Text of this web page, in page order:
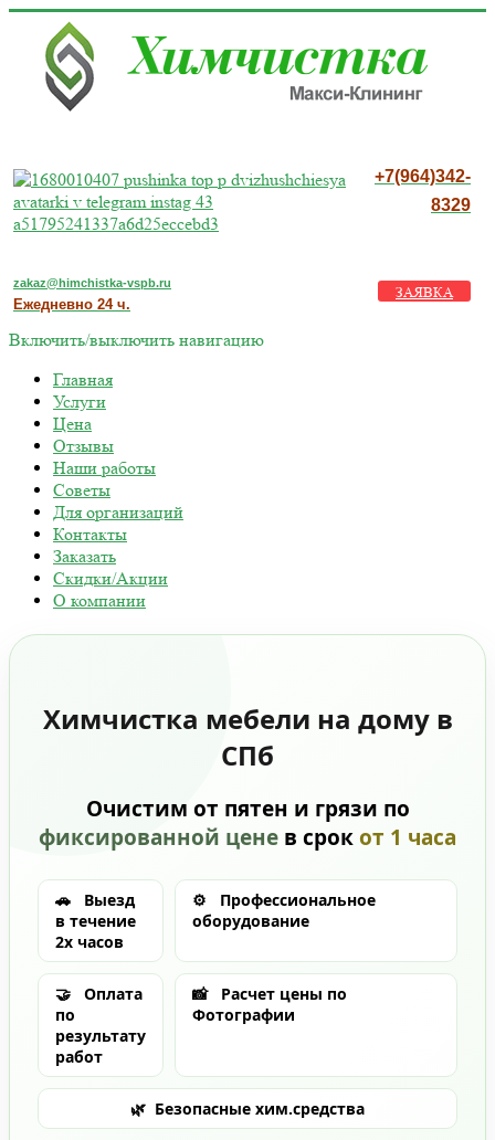
+7(964)342-
8329
zakaz@himchistka-vspb.ru
Ежедневно 24 ч.
ЗАЯВКА
Включить/выключить навигацию
Главная
Услуги
Цена
Отзывы
Наши работы
Советы
Для организаций
Контакты
Заказать
Скидки/Акции
О компании
Химчистка мебели на дому в
СПб
Очистим от пятен и грязи по
фиксированной цене в срокот 1 часа
🚗
Выезд
в течение
2х часов
⚙️
Профессиональное
оборудование
🤝
Оплата
по
результату
работ
📸
Расчет цены по
Фотографии
🌿 Безопасные хим.средства